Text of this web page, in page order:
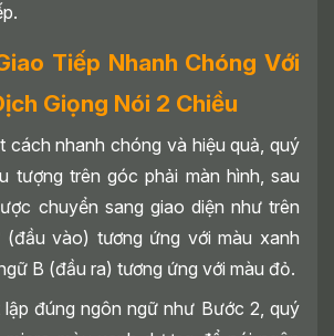
Tiếp Nhanh Chóng Với
Giọng Nói 2 Chiều
cách nhanh chóng và hiệu quả, quý
tượng trên góc phải màn hình, sau
chuyển sang giao diện như trên
(đầu vào) tương ứng với màu xanh
B (đầu ra) tương ứng với màu đỏ.
lập đúng ngôn ngữ như Bước 2, quý